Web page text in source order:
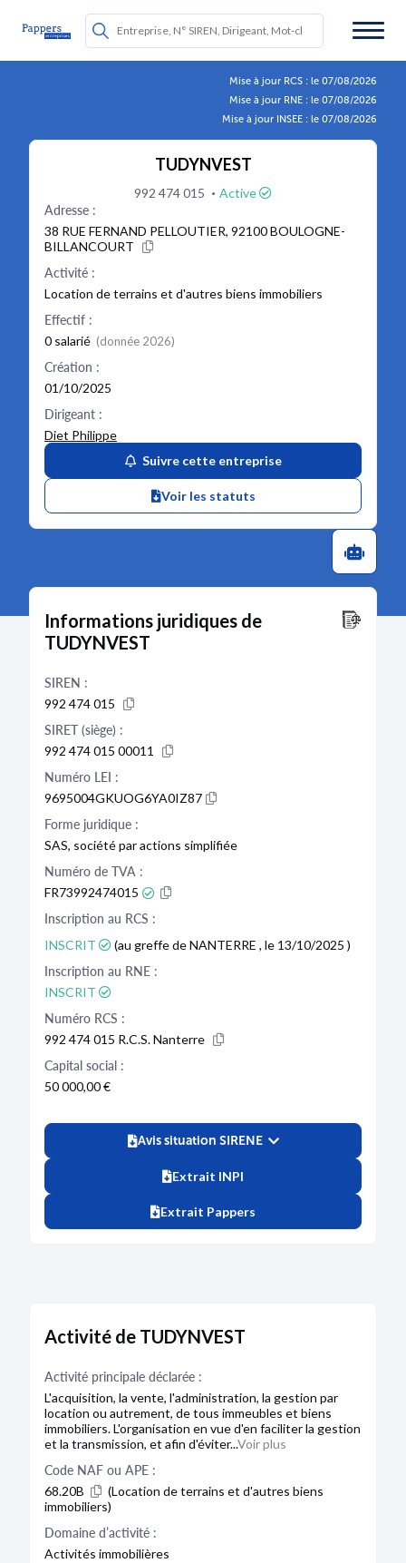
Mise à jour RCS : le 07/08/2026
Mise à jour RNE : le 07/08/2026
Mise à jour INSEE : le 07/08/2026
TUDYNVEST
992 474 015 · Active
Adresse :
38 RUE FERNAND PELLOUTIER, 92100 BOULOGNE-
BILLANCOURT
Activité :
Location de terrains et d'autres biens immobiliers
Effectif :
0 salarié (donnée 2026)
Création :
01/10/2025
Dirigeant :
Diet Philippe
Suivre cette entreprise
Voir les statuts
Informations juridiques de
TUDYNVEST
SIREN :
992 474 015
SIRET (siège) :
992 474 015 00011
Numéro LEI :
9695004GKUOG6YA0IZ87
Forme juridique :
SAS, société par actions simplifiée
Numéro de TVA :
FR73992474015
Inscription au RCS :
INSCRIT
(au greffe de NANTERRE , le 13/10/2025 )
Inscription au RNE :
INSCRIT
Numéro RCS :
992 474 015 R.C.S. Nanterre
Capital social :
50 000,00 €
Avis situation SIRENE
Extrait INPI
Extrait Pappers
Activité de TUDYNVEST
Activité principale déclarée :
L'acquisition, la vente, l'administration, la gestion par
location ou autrement, de tous immeubles et biens
immobiliers. L'organisation en vue d'en faciliter la gestion
et la transmission, et afin d'éviter...Voir plus
Code NAF ou APE :
68.20B
(Location de terrains et d'autres biens
immobiliers)
Domaine d’activité :
Activités immobilières